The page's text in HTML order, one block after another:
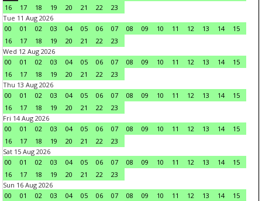
16
17 18 19 20 21 22
23
Tue 11 Aug 2026
00
01 02 03 04 05 06 07 08 09 10 11 12 13 14
15
16
17 18 19 20 21 22
23
Wed 12 Aug 2026
00
01 02 03 04 05 06 07 08 09 10 11 12 13 14
15
16
17 18 19 20 21 22
23
Thu 13 Aug 2026
00
01 02 03 04 05 06 07 08 09 10 11 12 13 14
15
16
17 18 19 20 21 22
23
Fri 14 Aug 2026
00
01 02 03 04 05 06 07 08 09 10 11 12 13 14
15
16
17 18 19 20 21 22
23
Sat 15 Aug 2026
00
01 02 03 04 05 06 07 08 09 10 11 12 13 14
15
16
17 18 19 20 21 22
23
Sun 16 Aug 2026
00
01 02 03 04 05 06 07 08 09 10 11 12 13 14
15